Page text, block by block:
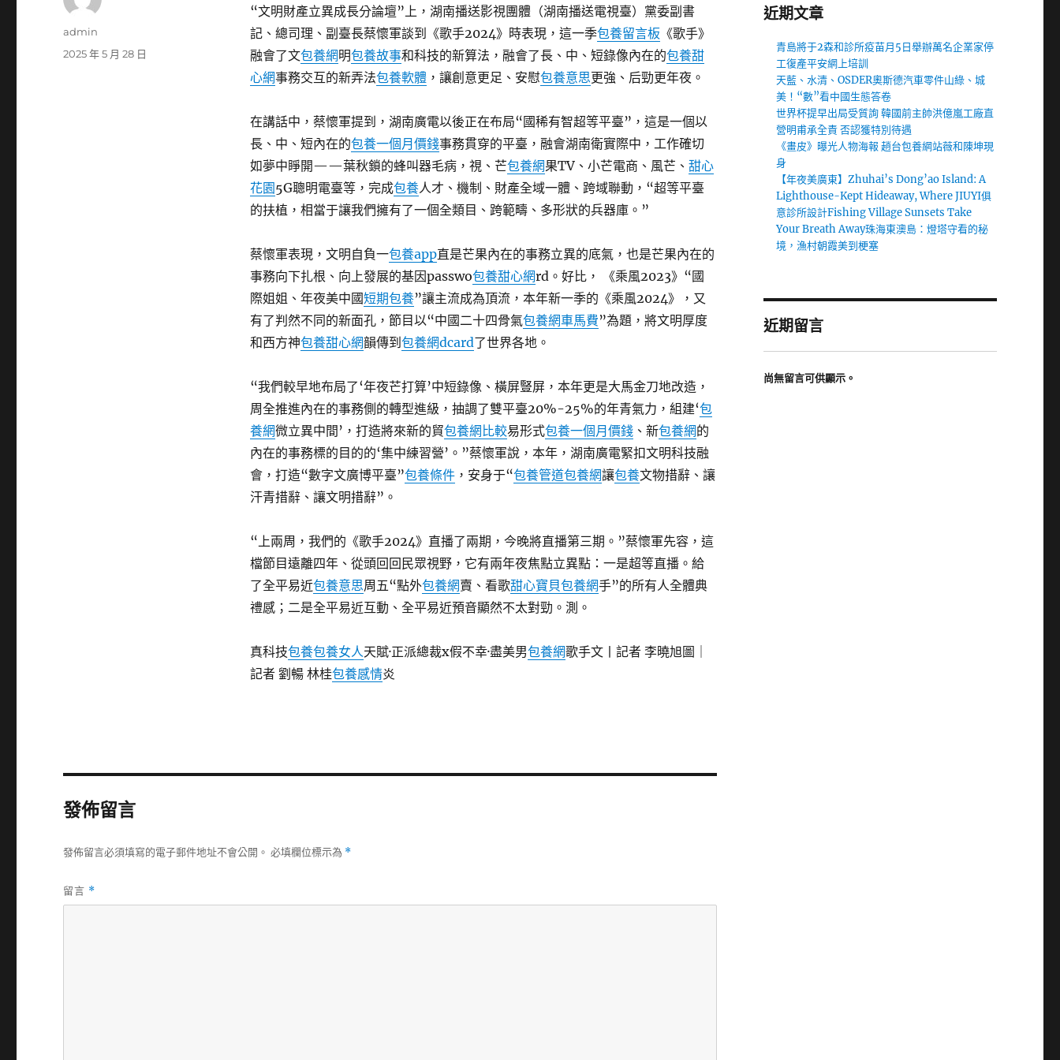
“文明財產立異成長分論壇”上，湖南播送影視團體（湖南播送電視臺）黨委副書
記、總司理、副臺長蔡懷軍談到《歌手2024》時表現，這一季包養留言板《歌手》
融會了文包養網明包養故事和科技的新算法，融會了長、中、短錄像內在的包養甜
心網事務交互的新弄法包養軟體，讓創意更足、安慰包養意思更強、后勁更年夜。
在講話中，蔡懷軍提到，湖南廣電以後正在布局“國稀有智超等平臺”，這是一個以
長、中、短內在的包養一個月價錢事務貫穿的平臺，融會湖南衛實際中，工作確切
如夢中睜開——葉秋鎖的蜂叫器毛病，視、芒包養網果TV、小芒電商、風芒、 甜心
花園5G聰明電臺等，完成包養人才、機制、財產全域一體、跨域聯動，“超等平臺
的扶植，相當于讓我們擁有了一個全類目、跨範疇、多形狀的兵器庫。”
蔡懷軍表現，文明自負一包養app直是芒果內在的事務立異的底氣，也是芒果內在的
事務向下扎根、向上發展的基因passwo包養甜心網rd。好比， 《乘風2023》“國
際姐姐、年夜美中國短期包養”讓主流成為頂流，本年新一季的《乘風2024》，又
有了判然不同的新面孔，節目以“中國二十四骨氣包養網車馬費”為題，將文明厚度
和西方神包養甜心網韻傳到 包養網dcard了世界各地。
“我們較早地布局了‘年夜芒打算’中短錄像、橫屏豎屏，本年更是大馬金刀地改造，
周全推進內在的事務側的轉型進級，抽調了雙平臺20%-25%的年青氣力，組建‘包
養網微立異中間’，打造將來新的貿包養網比較易形式包養一個月價錢、新包養網的
內在的事務標的目的的‘集中練習營’。”蔡懷軍說，本年，湖南廣電緊扣文明科技融
會，打造“數字文廣博平臺”包養條件，安身于“包養管道包養網讓包養文物措辭、讓
汗青措辭、讓文明措辭”。
“上兩周，我們的《歌手2024》直播了兩期，今晚將直播第三期。”蔡懷軍先容，這
檔節目遠離四年、從頭回回民眾視野，它有兩年夜焦點立異點：一是超等直播。給
了全平易近包養意思周五“點外包養網賣、看歌甜心寶貝包養網手”的所有人全體典
禮感；二是全平易近互動、全平易近預音顯然不太對勁。測。
真科技包養包養女人天賦·正派總裁x假不幸·盡美男包養網歌手文丨記者 李曉旭圖｜
記者 劉暢 林桂包養感情炎
作
admin
發
2025 年 5 月 28 日
發佈留言
發佈留言必須填寫的電子郵件地址不會公開。 必填欄位標示為 *
留言 *
近期文章
青島將于2森和診所疫苗月5日舉辦萬名企業家停
工復產平安網上培訓
天藍、水清、OSDER奧斯德汽車零件山綠、城
美！“數”看中國生態答卷
世界杯提早出局受質詢 韓國前主帥洪億嵐工廠直
營明甫承全責 否認獲特別待遇
《畫皮》曝光人物海報 趙台包養網站薇和陳坤現
身
【年夜美廣東】Zhuhai’s Dong’ao Island: A
Lighthouse-Kept Hideaway, Where JIUYI俱
意診所設計Fishing Village Sunsets Take
Your Breath Away珠海東澳島：燈塔守看的秘
境，漁村朝霞美到梗塞
近期留言
尚無留言可供顯示。